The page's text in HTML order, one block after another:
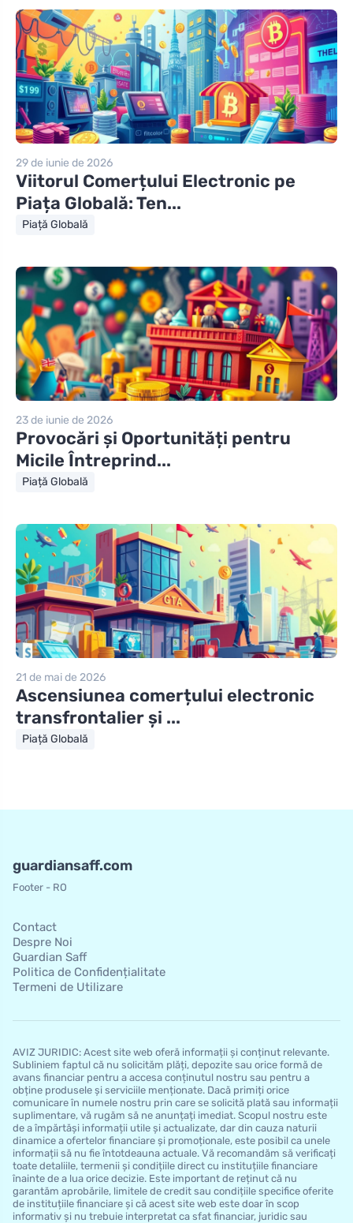
29 de iunie de 2026
Viitorul Comerțului Electronic pe
Piața Globală: Ten...
Piață Globală
23 de iunie de 2026
Provocări și Oportunități pentru
Micile Întreprind...
Piață Globală
21 de mai de 2026
Ascensiunea comerțului electronic
transfrontalier și ...
Piață Globală
guardiansaff.com
Footer - RO
Contact
Despre Noi
Guardian Saff
Politica de Confidențialitate
Termeni de Utilizare
AVIZ JURIDIC: Acest site web oferă informații și conținut relevante.
Subliniem faptul că nu solicităm plăți, depozite sau orice formă de
avans financiar pentru a accesa conținutul nostru sau pentru a
obține produsele și serviciile menționate. Dacă primiți orice
comunicare în numele nostru prin care se solicită plată sau informații
suplimentare, vă rugăm să ne anunțați imediat. Scopul nostru este
de a împărtăși informații utile și actualizate, dar din cauza naturii
dinamice a ofertelor financiare și promoționale, este posibil ca unele
informații să nu fie întotdeauna actuale. Vă recomandăm să verificați
toate detaliile, termenii și condițiile direct cu instituțiile financiare
înainte de a lua orice decizie. Este important de reținut că nu
garantăm aprobările, limitele de credit sau condițiile specifice oferite
de instituțiile financiare și că acest site web este doar în scop
informativ și nu trebuie interpretat ca sfat financiar, juridic sau